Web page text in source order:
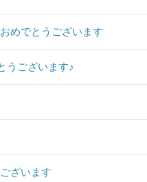
でとうございます
ございます♪
ざいます